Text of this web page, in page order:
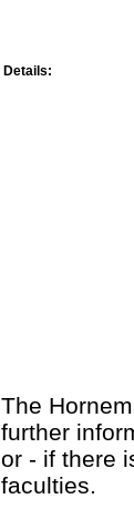
Details:
The
further
or - if there
faculties.